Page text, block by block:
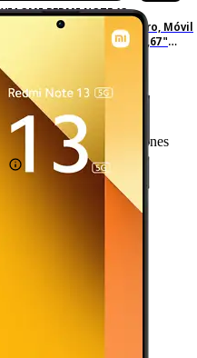
XIAOMI REDMI NOTE 13
6.67P/5G/8N/8+256GB/B, Negro, Móvil
Android, 256 GB, 8 GB RAM, 6,67 "
Basado en 64 valoraciones